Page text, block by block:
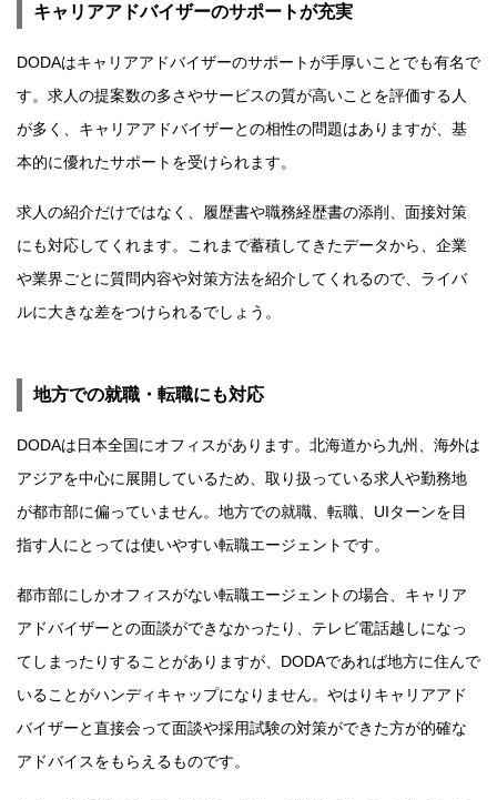
キャリアアドバイザーのサポートが充実
DODAはキャリアアドバイザーのサポートが手厚いことでも有名で
す。求人の提案数の多さやサービスの質が高いことを評価する人
が多く、キャリアアドバイザーとの相性の問題はありますが、基
本的に優れたサポートを受けられます。
求人の紹介だけではなく、履歴書や職務経歴書の添削、面接対策
にも対応してくれます。これまで蓄積してきたデータから、企業
や業界ごとに質問内容や対策方法を紹介してくれるので、ライバ
ルに大きな差をつけられるでしょう。
地方での就職・転職にも対応
DODAは日本全国にオフィスがあります。北海道から九州、海外は
アジアを中心に展開しているため、取り扱っている求人や勤務地
が都市部に偏っていません。地方での就職、転職、UIターンを目
指す人にとっては使いやすい転職エージェントです。
都市部にしかオフィスがない転職エージェントの場合、キャリア
アドバイザーとの面談ができなかったり、テレビ電話越しになっ
てしまったりすることがありますが、DODAであれば地方に住んで
いることがハンディキャップになりません。やはりキャリアアド
バイザーと直接会って面談や採用試験の対策ができた方が的確な
アドバイスをもらえるものです。